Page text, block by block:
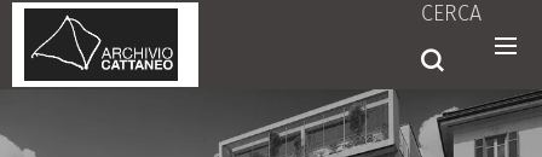
CERCA